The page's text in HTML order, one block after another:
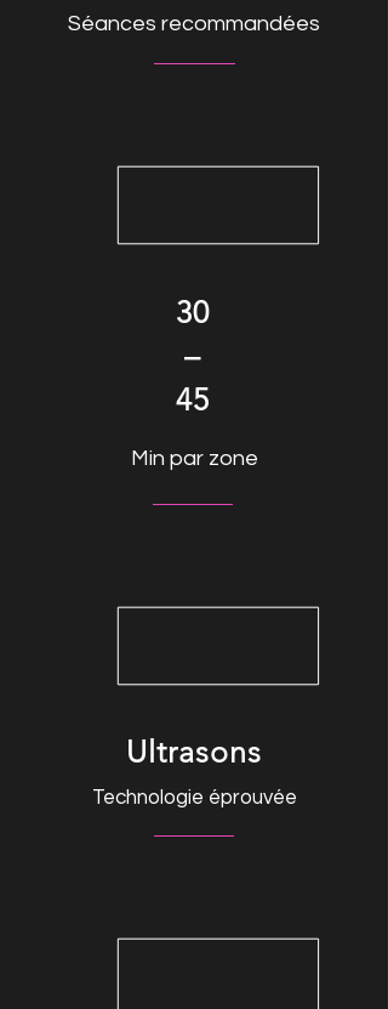
Séances recommandées
30
–
45
Min par zone
Ultrasons
Technologie éprouvée